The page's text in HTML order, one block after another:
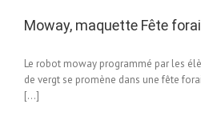
Moway, maquette Fête
Le robot moway programmé par les
de vergt se promène dans une fête
[…]